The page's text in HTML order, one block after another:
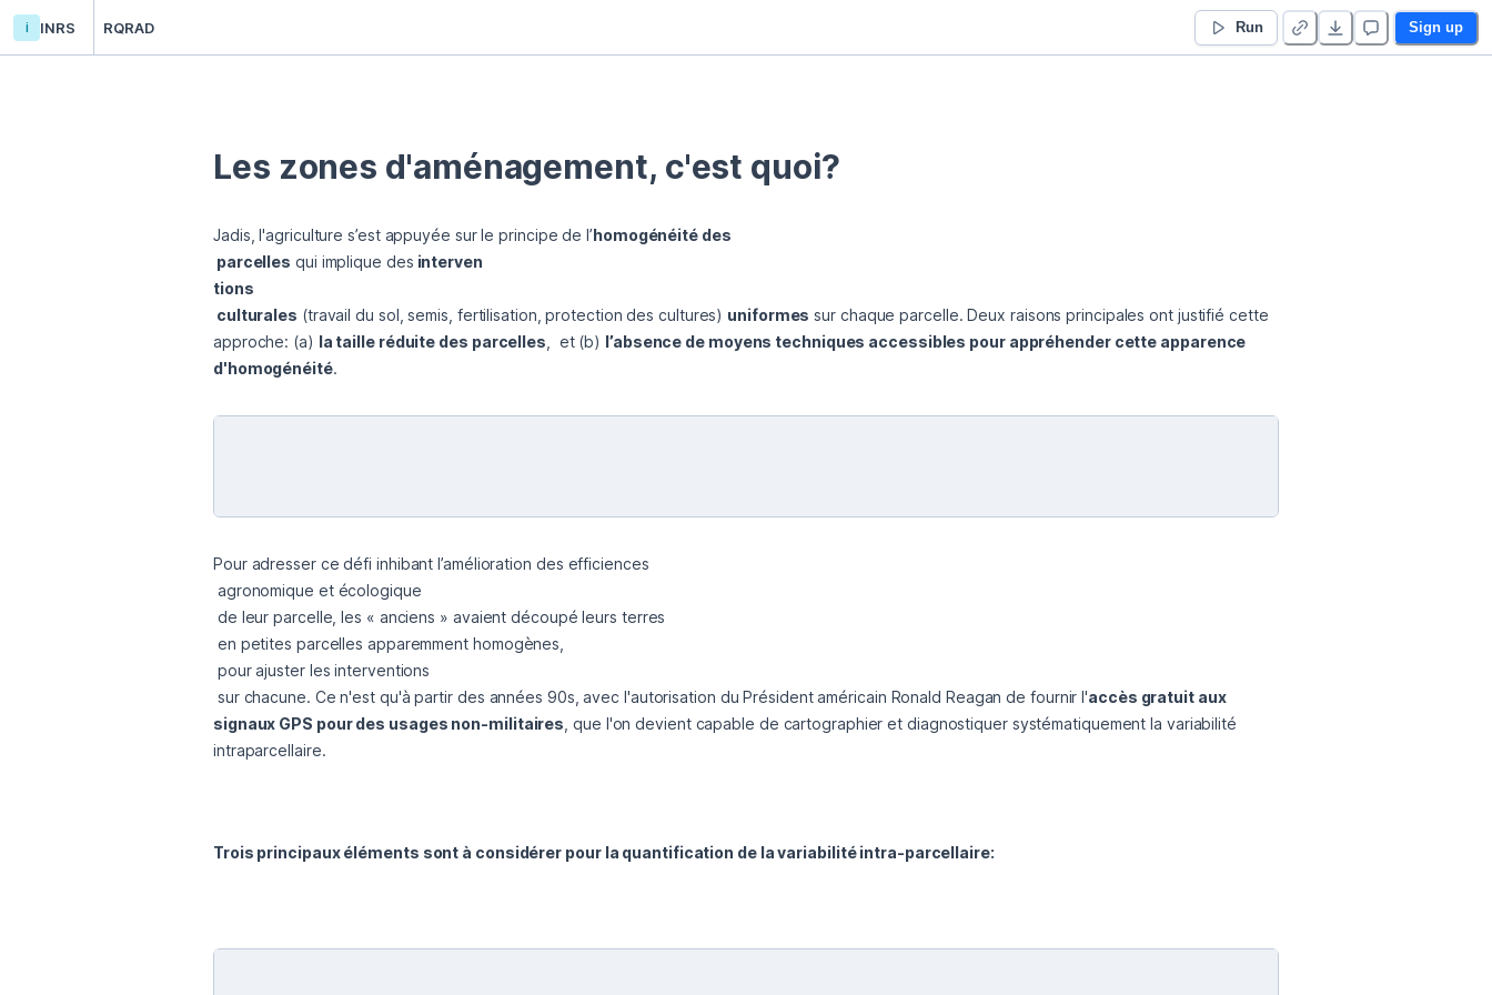
i INRS RQRAD Run Sign up
Les zones d'aménagement, c'est quoi?
Jadis, l'agriculture s’est appuyée sur le principe de l’homogénéité des
parcelles qui implique des interven
tions
culturales (travail du sol, semis, fertilisation, protection des cultures) uniformes sur chaque parcelle. Deux raisons principales ont justifié cette
approche: (a) la taille réduite des parcelles ,  et (b) l’absence de moyens techniques accessibles pour appréhender cette apparence
d'homogénéité.
Pour adresser ce défi inhibant l’amélioration des efficiences
sur chacune. Ce n'est qu'à partir des années 90s, avec l'autorisation du Président américain Ronald Reagan de fournir l'accès gratuit aux
signaux GPS pour des usages non-militaires , que l'on devient capable de cartographier et diagnostiquer systématiquement la variabilité
intraparcellaire.
Trois principaux éléments sont à considérer pour la quantification de la variabilité intra-parcellaire: